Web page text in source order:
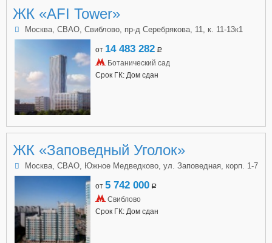
ЖК «AFI Tower»
Москва, СВАО, Свиблово, пр-д Серебрякова, 11, к. 11-13к1
от 14 483 282 a
Ботанический сад
Срок ГК: Дом сдан
ЖК «Заповедный Уголок»
Москва, СВАО, Южное Медведково, ул. Заповедная, корп. 1-7
от 5 742 000 a
Свиблово
Срок ГК: Дом сдан